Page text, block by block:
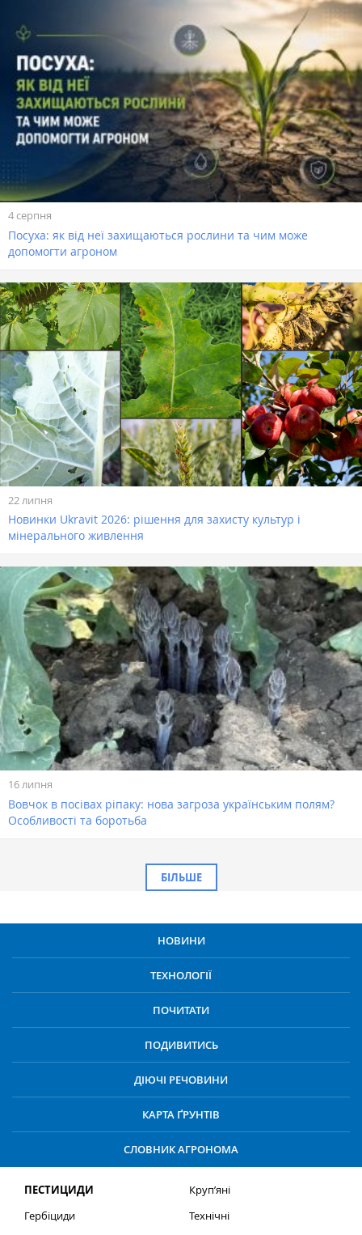
4 серпня
Посуха: як від неї захищаються рослини та чим може
допомогти агроном
22 липня
Новинки Ukravit 2026: рішення для захисту культур і
мінерального живлення
16 липня
Вовчок в посівах ріпаку: нова загроза українським полям?
Особливості та боротьба
БІЛЬШЕ
НОВИНИ
ТЕХНОЛОГІЇ
ПОЧИТАТИ
ПОДИВИТИСЬ
ДІЮЧІ РЕЧОВИНИ
КАРТА ҐРУНТІВ
СЛОВНИК АГРОНОМА
ПЕСТИЦИДИ
Гербіциди
Круп’яні
Технічні